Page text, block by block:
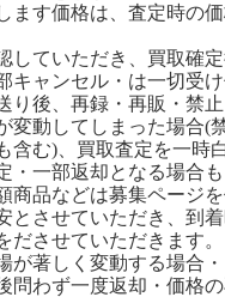
ます価格は、査定時の
していただき、買取確
キャンセル・は一切受け
り後、再録・再販・禁
変動してしまった場合(
含む)、買取査定を一時
・一部返却となる場合も
商品などは募集ページ
とさせていただき、到
ださせていただきます。
が著しく変動する場合
問わず一度返却・価格